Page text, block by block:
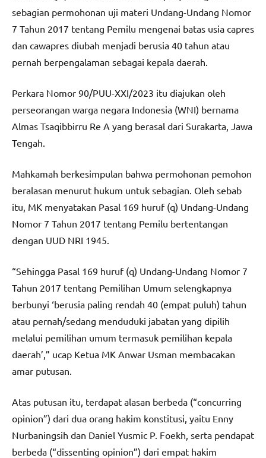
sebagian permohonan uji materi Undang-Undang Nomor
7 Tahun 2017 tentang Pemilu mengenai batas usia capres
dan cawapres diubah menjadi berusia 40 tahun atau
pernah berpengalaman sebagai kepala daerah.
Perkara Nomor 90/PUU-XXI/2023 itu diajukan oleh
perseorangan warga negara Indonesia (WNI) bernama
Almas Tsaqibbirru Re A yang berasal dari Surakarta, Jawa
Tengah.
Mahkamah berkesimpulan bahwa permohonan pemohon
beralasan menurut hukum untuk sebagian. Oleh sebab
itu, MK menyatakan Pasal 169 huruf (q) Undang-Undang
Nomor 7 Tahun 2017 tentang Pemilu bertentangan
dengan UUD NRI 1945.
“Sehingga Pasal 169 huruf (q) Undang-Undang Nomor 7
Tahun 2017 tentang Pemilihan Umum selengkapnya
berbunyi ‘berusia paling rendah 40 (empat puluh) tahun
atau pernah/sedang menduduki jabatan yang dipilih
melalui pemilihan umum termasuk pemilihan kepala
daerah’,” ucap Ketua MK Anwar Usman membacakan
amar putusan.
Atas putusan itu, terdapat alasan berbeda (“concurring
opinion”) dari dua orang hakim konstitusi, yaitu Enny
Nurbaningsih dan Daniel Yusmic P. Foekh, serta pendapat
berbeda (“dissenting opinion”) dari empat hakim